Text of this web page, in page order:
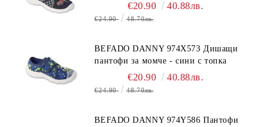
€20.90 40.88лв.
€24.90 48.70лв.
BEFADO DANNY 974X573 Дишащи
пантофи за момче - сини с топка
€20.90 40.88лв.
€24.90 48.70лв.
BEFADO DANNY 974Y586 Пантофи